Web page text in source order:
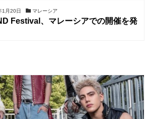
1月20日 マレーシア
Festival、マレーシアでの開催を発